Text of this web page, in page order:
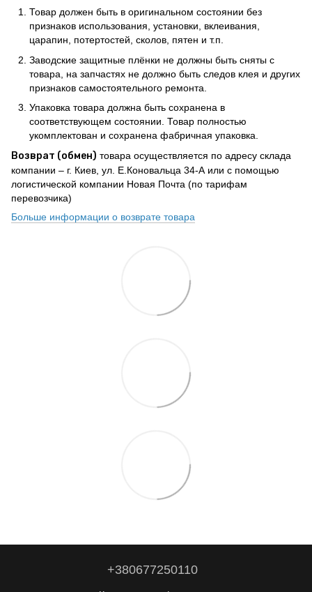
Товар должен быть в оригинальном состоянии без
признаков использования, установки, вклеивания,
царапин, потертостей, сколов, пятен и т.п.
Заводские защитные плёнки не должны быть сняты с
товара, на запчастях не должно быть следов клея и других
признаков самостоятельного ремонта.
Упаковка товара должна быть сохранена в
соответствующем состоянии. Товар полностью
укомплектован и сохранена фабричная упаковка.
Возврат (обмен) товара осуществляется по адресу склада
компании – г. Киев, ул. Е.Коновальца 34-А или с помощью
логистической компании Новая Почта (по тарифам
перевозчика)
Больше информации о возврате товара
+380677250110